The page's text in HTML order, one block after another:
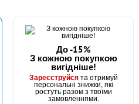
В наявності
Маг: 22 шт Базар: 3 шт
25 шт.
До -15%
З кожною покупкою
вигідніше!
Зареєструйсята отримуй
персональні знижки, які
ростуть разом з твоїми
замовленнями.